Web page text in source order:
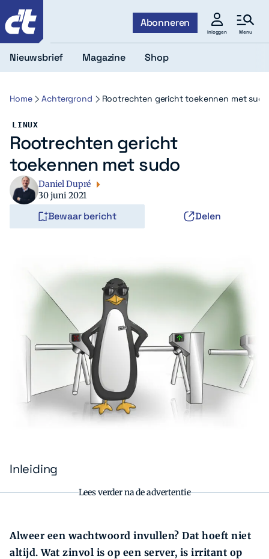
Abonneren
Inloggen Menu
Zoeken Zoek
Nieuwsbrief Magazine Shop
Home Achtergrond Rootrechten gericht toekennen met sudo
LINUX
Rootrechten gericht
toekennen met sudo
Daniel Dupré
30 juni 2021
Bewaar bericht Delen
Inleiding
Lees verder na de advertentie
Alweer een wachtwoord invullen? Dat hoeft niet
altijd. Wat zinvol is op een server, is irritant op